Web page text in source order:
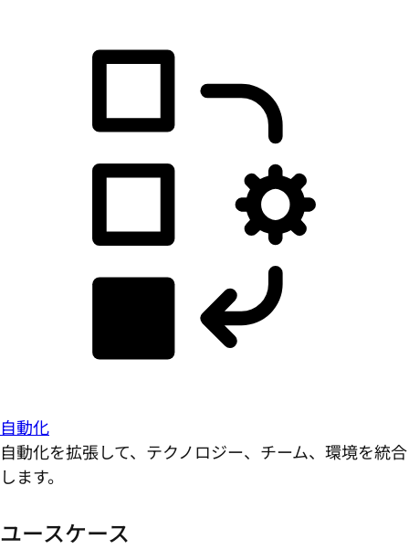
自動化
自動化を拡張して、テクノロジー、チーム、環境を統合
します。
ユースケース